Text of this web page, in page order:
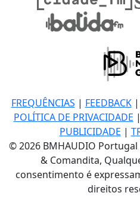
FREQUÊNCIAS | FEEDBACK|
POLÍTICA DE PRIVACIDADE |
PUBLICIDADE |
© 2026 BMHAUDIO
& Comandita,
consentimento é
direitos